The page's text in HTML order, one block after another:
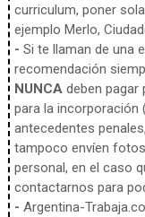
curriculum, poner
ejemplo Merlo,
- Si te llaman de una
recomendación
NUNCAdeben pagar
para la incorporación
antecedentes
tampoco envíen
personal, en el caso
contactarnos para
- Argentina-